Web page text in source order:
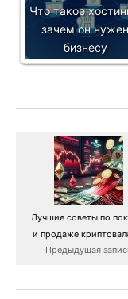
Что такое
зачем он нужен
бизнесу
Лучшие советы по
и продаже
Предыдущая